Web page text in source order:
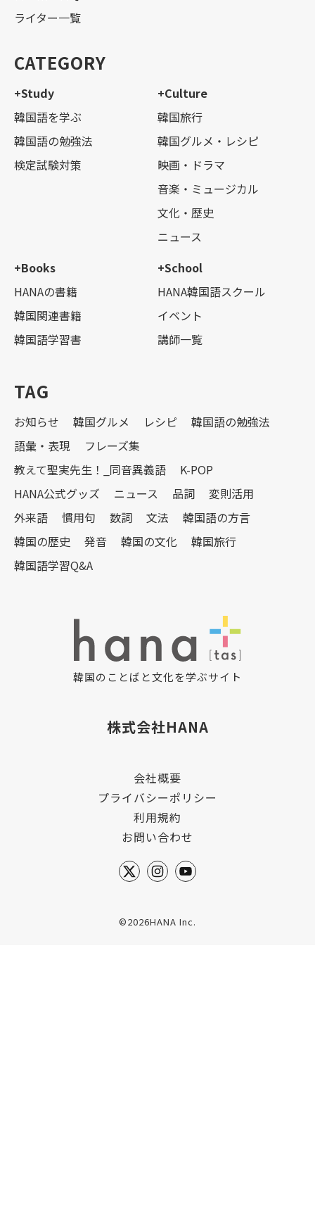
ライター一覧
CATEGORY
+Study
韓国語を学ぶ
韓国語の勉強法
検定試験対策
+Culture
韓国旅行
韓国グルメ・レシピ
映画・ドラマ
音楽・ミュージカル
文化・歴史
ニュース
+Books
HANAの書籍
韓国関連書籍
韓国語学習書
+School
HANA韓国語スクール
イベント
講師一覧
TAG
お知らせ 韓国グルメ レシピ
韓国語の勉強法
語彙・表現
フレーズ集
教えて聖実先生！_同音異義語
K-POP
HANA公式グッズ
ニュース 品詞
変則活用
外来語
慣用句 数詞 文法
韓国語の方言
韓国の歴史
発音 韓国の文化
韓国旅行
韓国語学習Q&A
韓国のことばと文化を学ぶサイト
株式会社HANA
会社概要
プライバシーポリシー
利用規約
お問い合わせ
©2026HANA Inc.